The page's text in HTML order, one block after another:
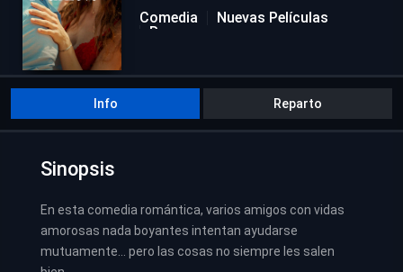
Comedia
Nuevas Películas
Romance
Info Reparto
Sinopsis
En esta comedia romántica, varios amigos con vidas
amorosas nada boyantes intentan ayudarse
mutuamente… pero las cosas no siempre les salen